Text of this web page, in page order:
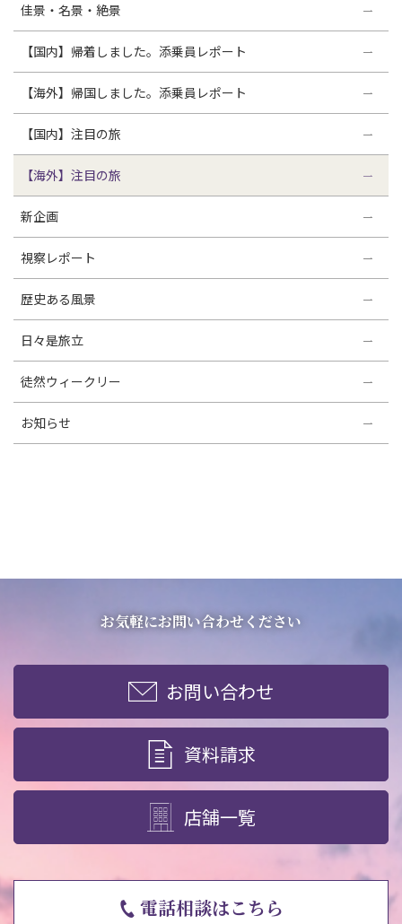
佳景・名景・絶景
【国内】帰着しました。添乗員レポート
【海外】帰国しました。添乗員レポート
【国内】注目の旅
【海外】注目の旅
新企画
視察レポート
歴史ある風景
日々是旅立
徒然ウィークリー
お知らせ
お気軽にお問い合わせください
お問い合わせ
資料請求
店舗一覧
電話相談はこちら